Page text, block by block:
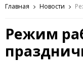
Главная Новости
Режим